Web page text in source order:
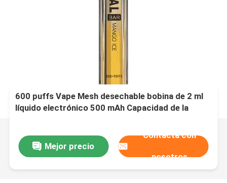
600 puffs Vape Mesh desechable bobina de 2 ml
líquido electrónico 500 mAh Capacidad de la
Mejor precio
Contacta con
nosotros